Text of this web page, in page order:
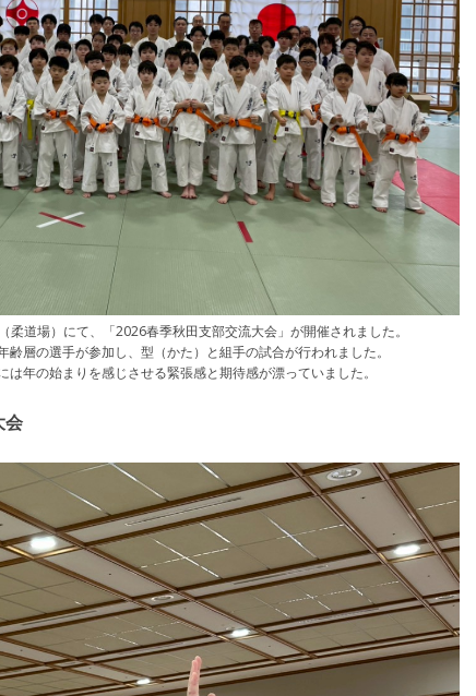
道場）にて、「2026春季秋田支部交流大会」が開催されました。
層の選手が参加し、型（かた）と組手の試合が行われました。
年の始まりを感じさせる緊張感と期待感が漂っていました。
会